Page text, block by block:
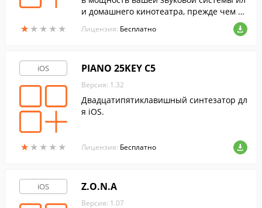
★ ★ ★ ★ ★
★ ★ ★ ★ ★
и домашнего кинотеатра, прежде чем в
Лицензия: Бесплатно
iOS
★ ★ ★ ★ ★
★ ★ ★ ★ ★
PIANO 25KEY C5
Версия: 1.32
Двадцатипятиклавишный синтезатор дл
я iOS.
Лицензия: Бесплатно
iOS Z.O.N.A
Версия: 1.07